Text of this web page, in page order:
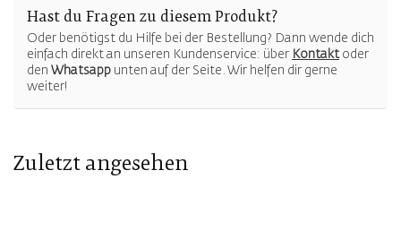
Hast du Fragen zu diesem Produkt?
Oder benötigst du Hilfe bei der Bestellung? Dann wende dich
einfach direkt an unseren Kundenservice: über Kontaktoder
den Whatsapp unten auf der Seite. Wir helfen dir gerne
weiter!
Zuletzt angesehen